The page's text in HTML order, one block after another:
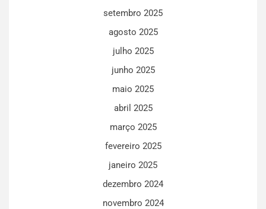
setembro 2025
agosto 2025
julho 2025
junho 2025
maio 2025
abril 2025
março 2025
fevereiro 2025
janeiro 2025
dezembro 2024
novembro 2024